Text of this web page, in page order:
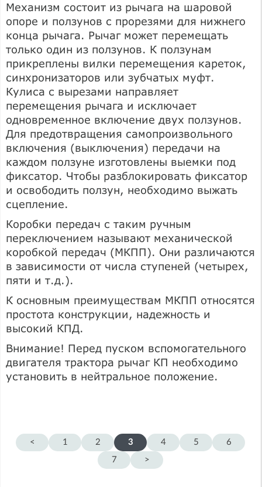
Механизм состоит из рычага на шаровой
опоре и ползунов с прорезями для нижнего
конца рычага. Рычаг может перемещать
только один из ползунов. К ползунам
прикреплены вилки перемещения кареток,
синхронизаторов или зубчатых муфт.
Кулиса с вырезами направляет
перемещения рычага и исключает
одновременное включение двух ползунов.
Для предотвращения самопроизвольного
включения (выключения) передачи на
каждом ползуне изготовлены выемки под
фиксатор. Чтобы разблокировать фиксатор
и освободить ползун, необходимо выжать
сцепление.
Коробки передач с таким ручным
переключением называют механической
коробкой передач (МКПП). Они различаются
в зависимости от числа ступеней (четырех,
пяти и т.д.).
К основным преимуществам МКПП относятся
простота конструкции, надежность и
высокий КПД.
Внимание! Перед пуском вспомогательного
двигателя трактора рычаг КП необходимо
установить в нейтральное положение.
< 1 2 3 4 5
6
7
>